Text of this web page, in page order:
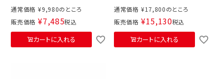
通常価格 ¥9,980
販売価格 ¥7,485税込
カートに入れる
通常価格 ¥17,800
販売価格 ¥15,130税込
カートに入れる